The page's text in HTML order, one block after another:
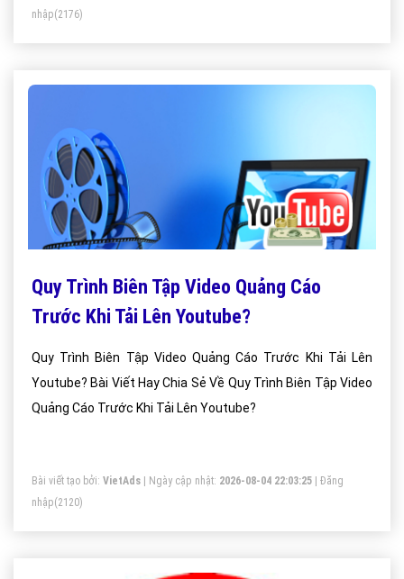
nhập(2176)
Quy Trình Biên Tập Video Quảng Cáo
Trước Khi Tải Lên Youtube?
Quy Trình Biên Tập Video Quảng Cáo Trước Khi Tải Lên
Youtube? Bài Viết Hay Chia Sẻ Về Quy Trình Biên Tập Video
Quảng Cáo Trước Khi Tải Lên Youtube?
Bài viết tạo bởi: VietAds | Ngày cập nhật: 2026-08-04 22:03:25
Đăng
nhập(2120)